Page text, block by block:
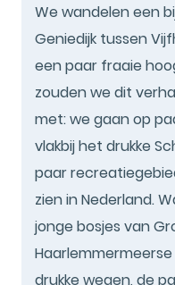
We wandelen een
Geniedijk tussen
een paar fraaie
zouden we dit
met: we gaan op
vlakbij het drukke
paar
zien in Nederland.
jonge bosjes van
drukke wegen, de